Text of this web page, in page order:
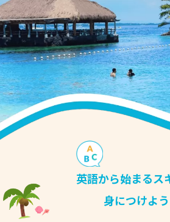
英語から始まるス
身につけよう